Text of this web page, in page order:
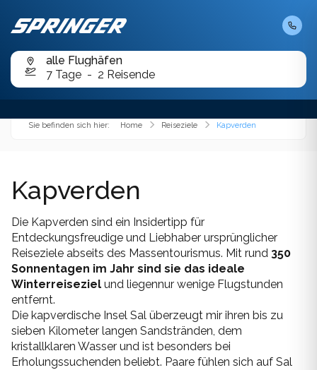
Cookies helfen uns bei der Erbringung unserer
Dienste. Durch die Nutzung unserer Angebote
erklären Sie sich mit dem Setzen von Cookies
einverstanden.
Karibik
Kroatien
Mauritius
Malediven
Orient
Österreich
Portugal
Slowenien
Spanien
Thailand
Chios
Folegandros
Karpathos
Korfu
Koufonissi
Lemnos
Milos
Mykonos
Naxos
alle Flughäfen
7 Tage
2 Reisende
Sie befinden sich hier: Home Reiseziele Kapverden
Kapverden
Die Kapverden sind ein Insidertipp für
Entdeckungsfreudige und Liebhaber ursprünglicher
Reiseziele abseits des Massentourismus. Mit rund 350
Sonnentagen im Jahr sind sie das ideale
Winterreiseziel und liegennur wenige Flugstunden
entfernt.
Die kapverdische Insel Sal überzeugt mir ihren bis zu
sieben Kilometer langen Sandstränden, dem
kristallklaren Wasser und ist besonders bei
Erholungssuchenden beliebt. Paare fühlen sich auf Sal